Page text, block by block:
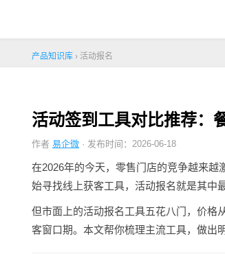
产品知识库 › 活动报名
活动签到工具对比推荐：
作者 易企微 · 发布时间：2026-06-18
在2026年的今天，零售门店的竞争越来
始寻找线上获客工具，活动报名就是其中
但市面上的活动报名工具五花八门，价格
客窗口期。本文帮你梳理主流工具，做出